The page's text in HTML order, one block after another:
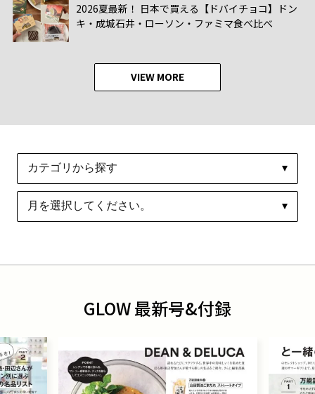
2026夏最新！ 日本で買える【ドバイチョコ】ドン
キ・成城石井・ローソン・ファミマ食べ比べ
VIEW MORE
GLOW 最新号&付録